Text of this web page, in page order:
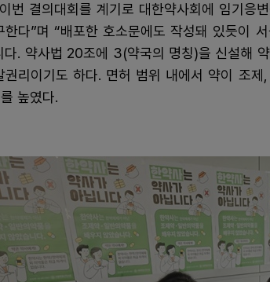
번 결의대회를 계기로 대한약사회에 임기응
한다”며 “배포한 호소문에도 작성돼 있듯이
다. 약사법 20조에 3(약국의 명칭)을 신설해
권리이기도 하다. 면허 범위 내에서 약이 조
높였다.